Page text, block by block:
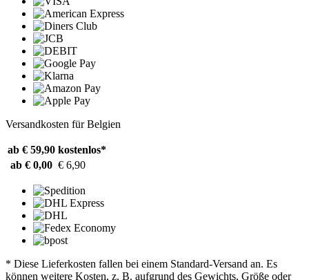
Versandkosten für Belgien
ab € 59,90 kostenlos*
ab € 0,00 € 6,90
* Diese Lieferkosten fallen bei einem Standard-Versand an. Es
können weitere Kosten, z. B. aufgrund des Gewichts, Größe oder